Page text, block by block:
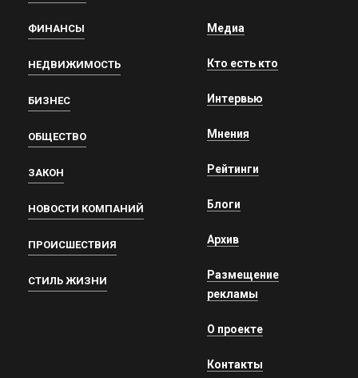
ФИНАНСЫ
НЕДВИЖИМОСТЬ
БИЗНЕС
ОБЩЕСТВО
ЗАКОН
НОВОСТИ КОМПАНИЙ
ПРОИСШЕСТВИЯ
СТИЛЬ ЖИЗНИ
Медиа
Кто есть кто
Интервью
Мнения
Рейтинги
Блоги
Архив
Размещение
рекламы
О проекте
Контакты